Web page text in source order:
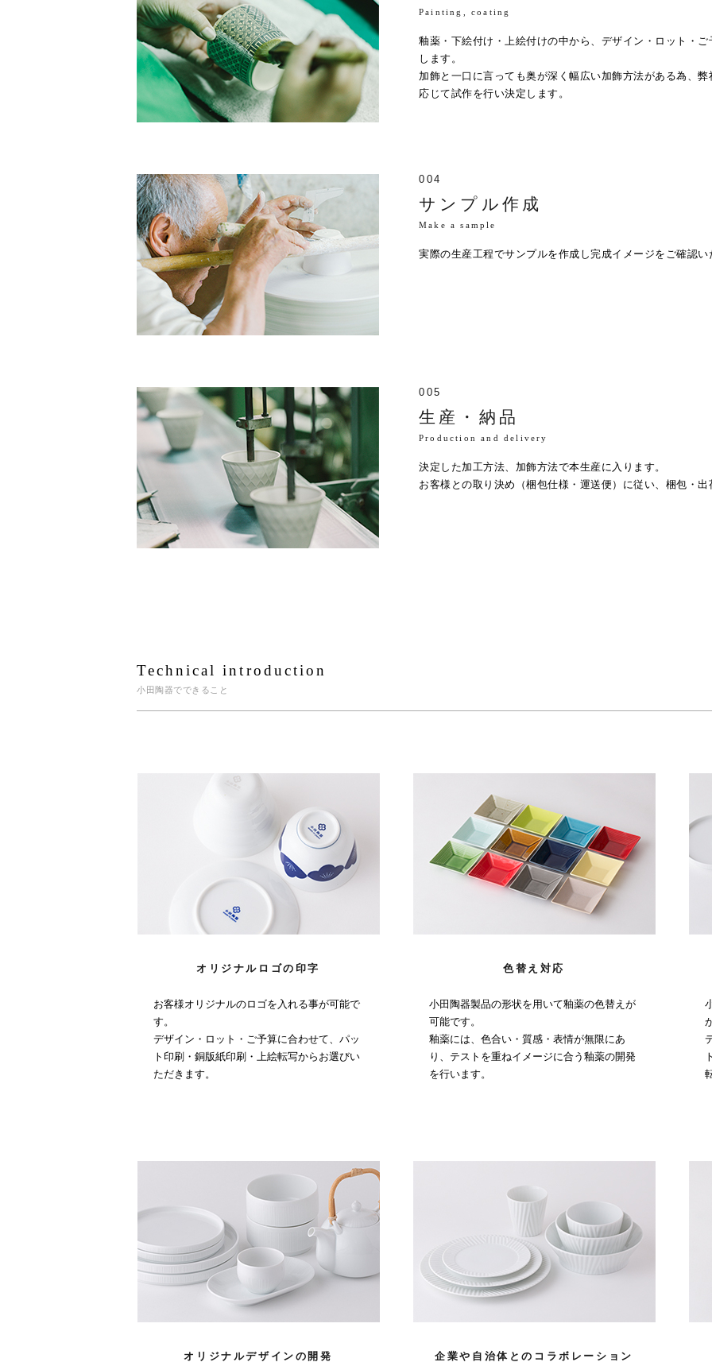
Painting, coating
釉薬・下絵付け・上絵付けの中から、デザイン・ロット・
します。
加飾と一口に言っても奥が深く幅広い加飾方法がある為、
応じて試作を行い決定します。
004
サンプル作成
Make a sample
実際の生産工程でサンプルを作成し完成イメージをご確認い
005
生産・納品
Production and delivery
決定した加工方法、加飾方法で本生産に入ります。
お客様との取り決め（梱包仕様・運送便）に従い、梱包・出
Technical introduction
小田陶器でできること
オリジナルロゴの印字
お客様オリジナルのロゴを入れる事が可能で
す。
デザイン・ロット・ご予算に合わせて、パッ
ト印刷・銅版紙印刷・上絵転写からお選びい
ただきます。
色替え対応
小田陶器製品の形状を用いて釉薬の色替えが
可能です。
釉薬には、色合い・質感・表情が無限にあ
り、テストを重ねイメージに合う釉薬の開発
を行います。
オリジナルデザインの開発 企業や自治体とのコラボレーション